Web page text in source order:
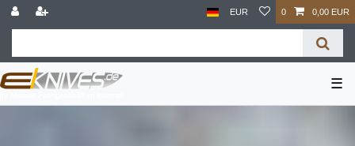
EUR 0 0,00 EUR
☰